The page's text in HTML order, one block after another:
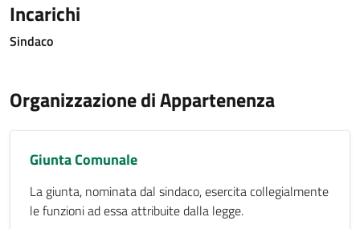
Incarichi
Sindaco
Organizzazione di Appartenenza
Giunta Comunale
La giunta, nominata dal sindaco, esercita collegialmente
le funzioni ad essa attribuite dalla legge.